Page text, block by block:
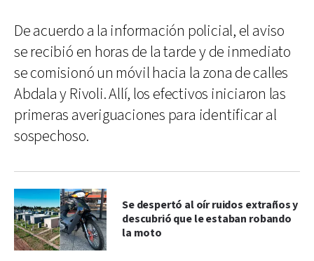
De acuerdo a la información policial, el aviso
se recibió en horas de la tarde y de inmediato
se comisionó un móvil hacia la zona de calles
Abdala y Rivoli. Allí, los efectivos iniciaron las
primeras averiguaciones para identificar al
sospechoso.
Se despertó al oír ruidos extraños y
descubrió que le estaban robando
la moto